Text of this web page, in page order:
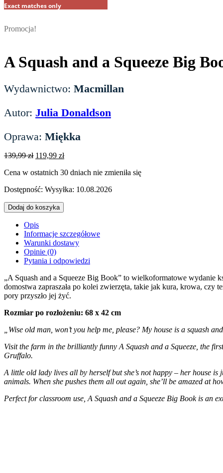
Exact matches only
Promocja!
A Squash and a Squeeze Big
Wydawnictwo: Macmillan
Autor: Julia Donaldson
Oprawa: Miękka
139,99zł Pierwotna
wynosiła:
119,99 złAktualna
wynosi:
Cena w ostatnich 30 dniach nie zmieniła się
Dostępność: Wysyłka: 10.08.2026
ilość
A
Squash
Squeeze
Dodaj do koszyka
Opis
Informacje szczegółowe
Warunki dostawy
Opinie (0)
Pytania i odpowiedzi
„A Squash and a Squeeze Big Book” to wielkoformatowe wydanie
domostwa zapraszała po kolei zwierzęta, takie jak kura, krowa,
pory przyszło jej żyć.
Rozmiar po rozłożeniu: 68 x 42 cm
„Wise old man, won’t you help me, please? My house is a squash
Visit the farm in the brilliantly funny A Squash and a Squeeze, the
Gruffalo.
A little old lady lives all by herself but she’s not happy – her house
animals. When she pushes them all out again, she’ll be amazed at
Perfect for classroom use, A Squash and a Squeeze Big Book is an